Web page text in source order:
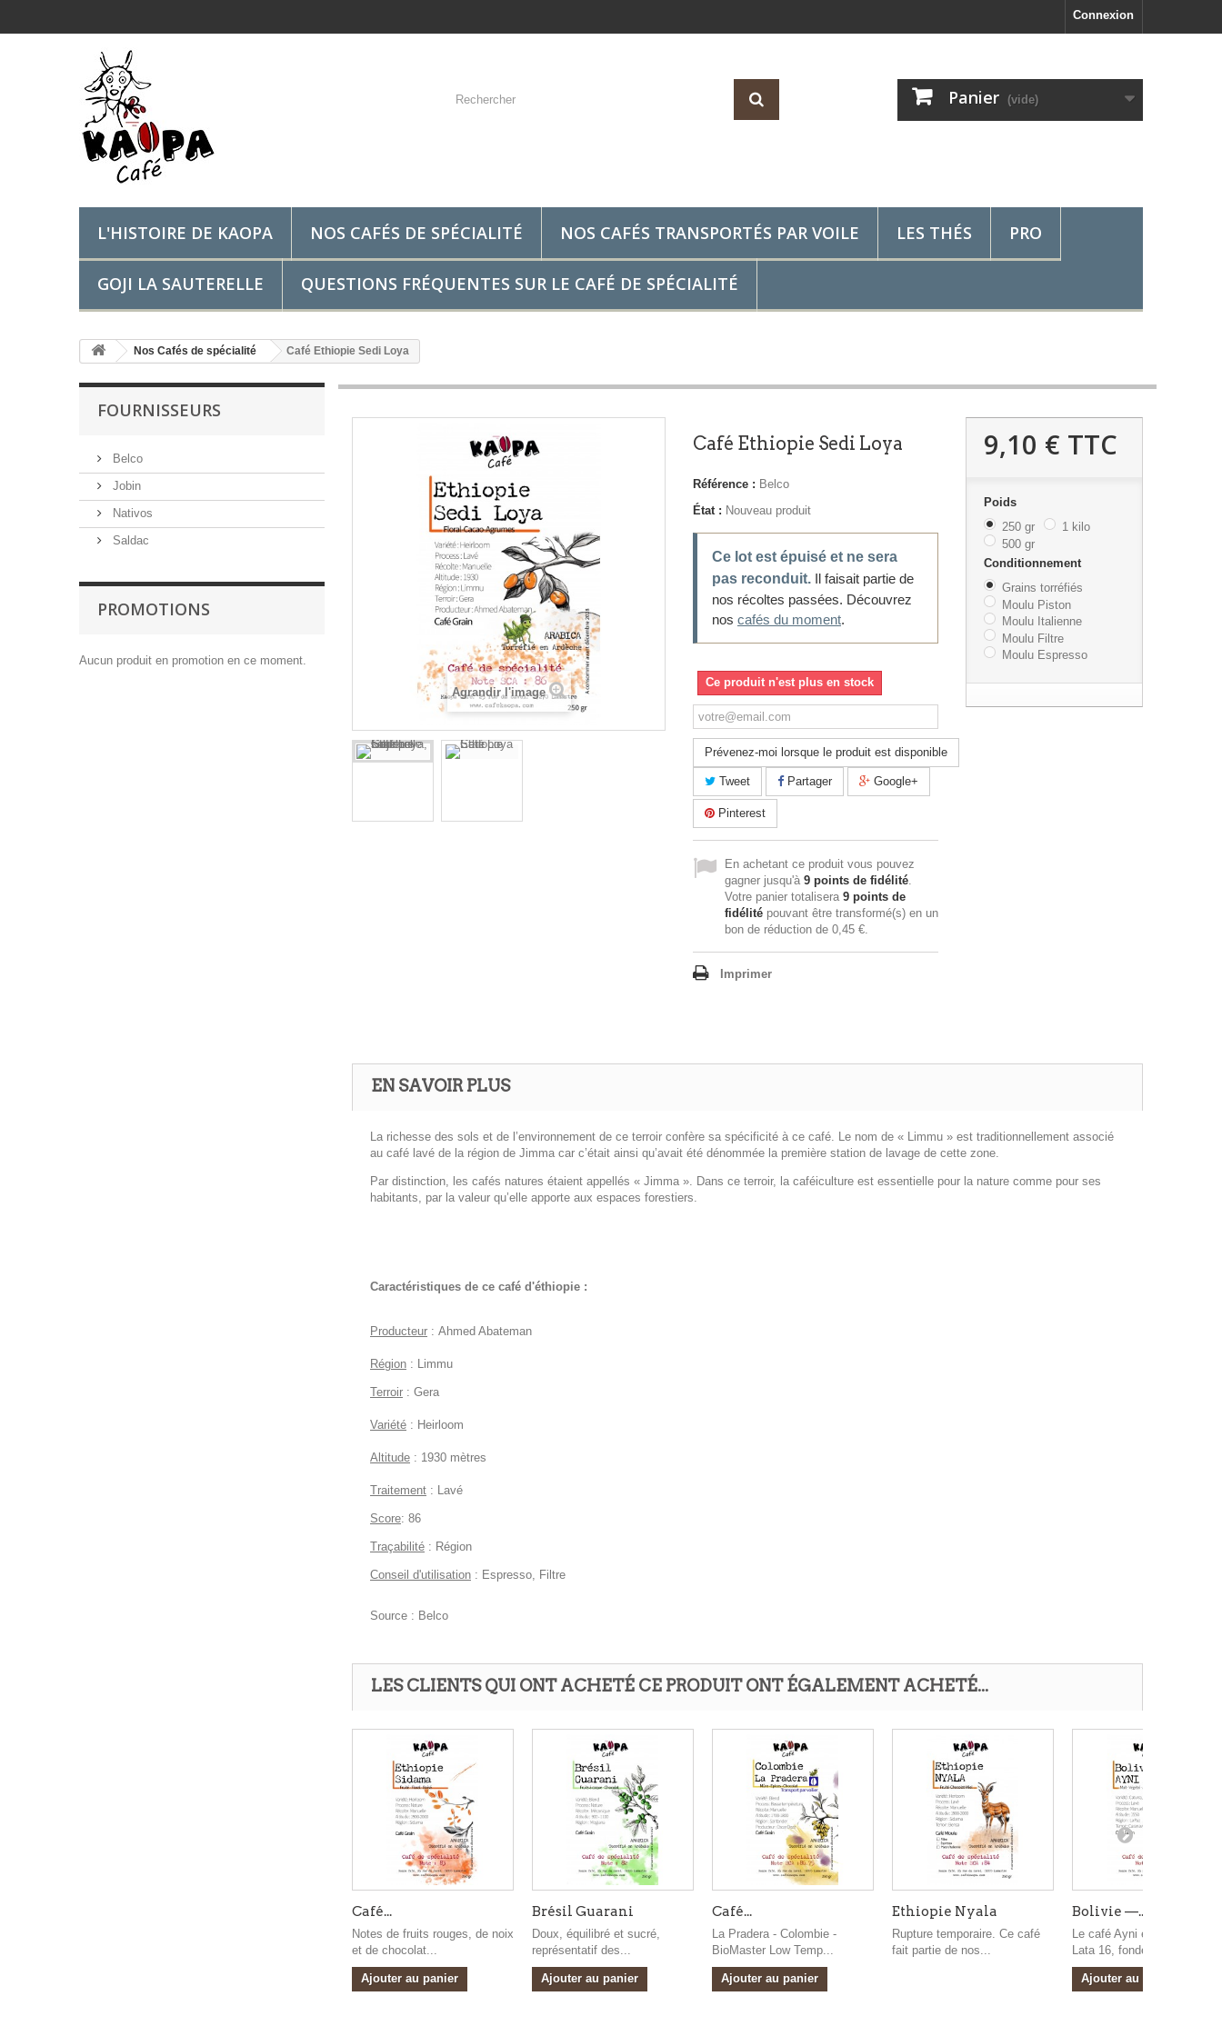
Connexion
Panier (vide)
L'HISTOIRE DE KAOPA NOS CAFÉS DE SPÉCIALITÉ NOS CAFÉS TRANSPORTÉS PAR VOILE LES THÉS PRO
GOJI LA SAUTERELLE QUESTIONS FRÉQUENTES SUR LE CAFÉ DE SPÉCIALITÉ
Nos Cafés de spécialité Café Ethiopie Sedi Loya
FOURNISSEURS
Belco
Jobin
Nativos
Saldac
PROMOTIONS
Aucun produit en promotion en ce moment.
Agrandir l'image
Café Ethiopie Sedi Loya
Référence : Belco
État : Nouveau produit
Ce lot est épuisé et ne sera
pas reconduit. Il faisait partie de
nos récoltes passées. Découvrez
nos cafés du moment.
Ce produit n'est plus en stock
Prévenez-moi lorsque le produit est disponible
Tweet Partager Google+
Pinterest
En achetant ce produit vous pouvez
gagner jusqu'à 9 points de fidélité.
Votre panier totalisera 9 points de
fidélité pouvant être transformé(s) en un
bon de réduction de 0,45 €.
Imprimer
9,10 € TTC
Poids
250 gr
1 kilo
500 gr
Conditionnement
Grains torréfiés
Moulu Piston
Moulu Italienne
Moulu Filtre
Moulu Espresso
EN SAVOIR PLUS
La richesse des sols et de l’environnement de ce terroir confère sa spécificité à ce café. Le nom de « Limmu » est traditionnellement associé
au café lavé de la région de Jimma car c’était ainsi qu’avait été dénommée la première station de lavage de cette zone.
Par distinction, les cafés natures étaient appellés « Jimma ». Dans ce terroir, la caféiculture est essentielle pour la nature comme pour ses
habitants, par la valeur qu’elle apporte aux espaces forestiers.
Caractéristiques de ce café d'éthiopie :
Producteur : Ahmed Abateman
Région : Limmu
Terroir : Gera
Variété : Heirloom
Altitude : 1930 mètres
Traitement : Lavé
Score: 86
Traçabilité : Région
Conseil d'utilisation : Espresso, Filtre
Source : Belco
LES CLIENTS QUI ONT ACHETÉ CE PRODUIT ONT ÉGALEMENT ACHETÉ...
Café...
Notes de fruits rouges, de noix
et de chocolat...
Ajouter au panier
Brésil Guarani
Doux, équilibré et sucré,
représentatif des...
Ajouter au panier
Café...
La Pradera - Colombie -
BioMaster Low Temp...
Ajouter au panier
Ethiopie Nyala
Rupture temporaire. Ce café
fait partie de nos...
Bolivie —...
Le café Ayni est exporté par
Lata 16, fondée...
Ajouter au panier